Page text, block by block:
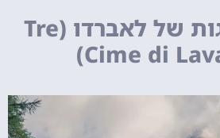
שלוש הפסגות של לאברדו (Tre
Cime di